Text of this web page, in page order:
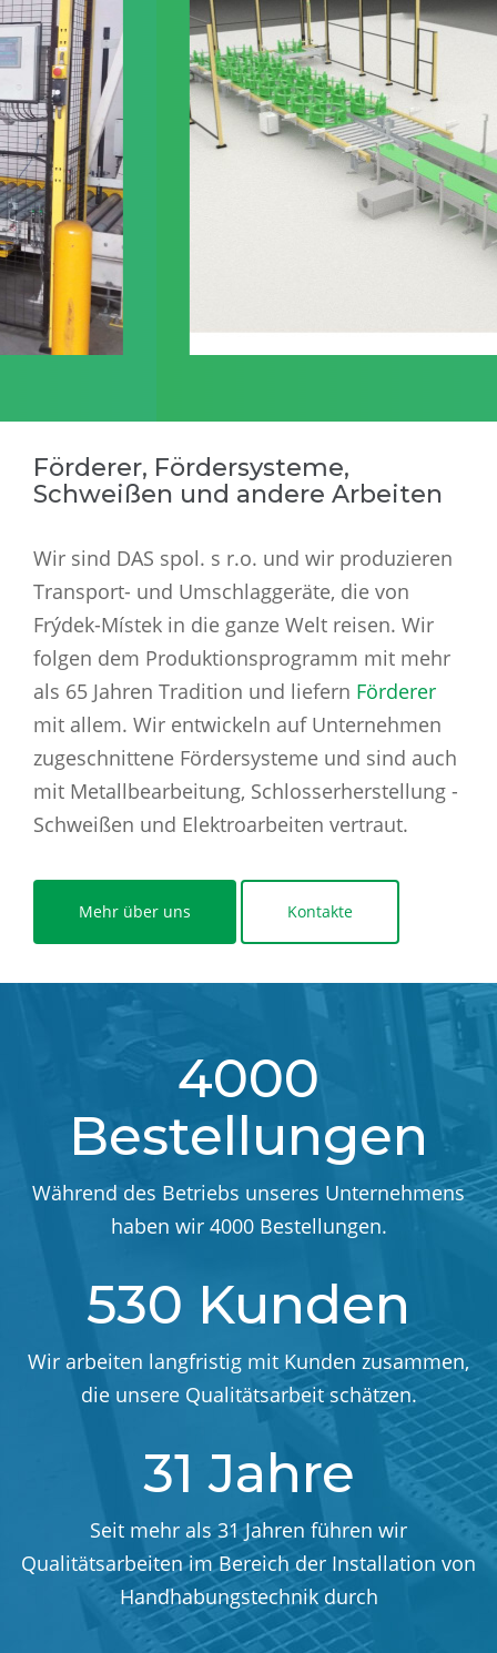
Förderer, Fördersysteme,
Schweißen und andere Arbeiten
Wir sind DAS spol. s r.o. und wir produzieren
Transport- und Umschlaggeräte, die von
Frýdek-Místek in die ganze Welt reisen. Wir
folgen dem Produktionsprogramm mit mehr
als 65 Jahren Tradition und liefern Förderer
mit allem. Wir entwickeln auf Unternehmen
zugeschnittene Fördersysteme und sind auch
mit Metallbearbeitung, Schlosserherstellung -
Schweißen und Elektroarbeiten vertraut.
Mehr über uns Kontakte
4000
Bestellungen
Während des Betriebs unseres Unternehmens
haben wir 4000 Bestellungen.
530 Kunden
Wir arbeiten langfristig mit Kunden zusammen,
die unsere Qualitätsarbeit schätzen.
31 Jahre
Seit mehr als 31 Jahren führen wir
Qualitätsarbeiten im Bereich der Installation von
Handhabungstechnik durch